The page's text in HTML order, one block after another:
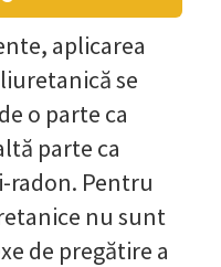
aplicarea
se
o parte ca
parte ca
radon. Pentru
nu sunt
de pregătire a